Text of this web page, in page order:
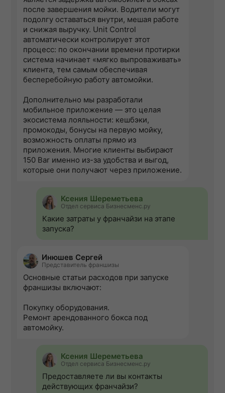
после завершения мойки. Водители могут
подолгу оставаться внутри, мешая работе
и снижая выручку. Unit Control
автоматически контролирует этот
процесс: по окончании времени протирки
система начинает «мягко выпроваживать»
клиента, тем самым обеспечивая
бесперебойную работу автомойки.
Дополнительно мы разработали
мобильное приложение — это целая
экосистема лояльности: кешбэки,
промокоды, бонусы на первую мойку,
возможность оплаты прямо из
приложения. Многие клиенты выбирают
150 Bar именно из-за удобства и выгод,
которые они получают через приложение.
Ксения Шереметьева
Отдел сервиса Бизнесменс.ру
Какие затраты у франчайзи на этапе
запуска?
Инюшев Сергей
Представитель франшизы
Основные статьи расходов при запуске
франшизы включают:
Покупку оборудования.
Ремонт арендованного бокса под
автомойку.
Ксения Шереметьева
Отдел сервиса Бизнесменс.ру
Предоставляете ли вы контакты
действующих франчайзи?